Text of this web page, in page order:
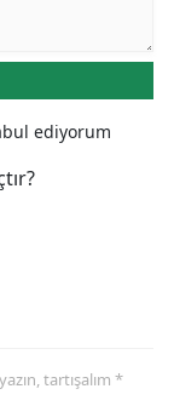
ediyorum
tartışalım *